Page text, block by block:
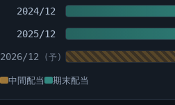
2024/12
2025/12
2026/12
中間配当 期末配当